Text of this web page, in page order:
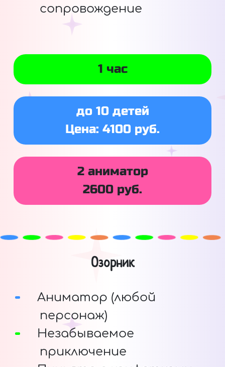
сопровождение
1 час
до 10 детей
Цена: 4100 руб.
2 аниматор
2600 руб.
Озорник
Аниматор (любой
персонаж)
Незабываемое
приключение